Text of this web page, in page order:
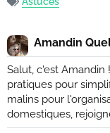
Amandin
Salut, c'est Amandin
pratiques pour
malins pour
domestiques,
comment rendre